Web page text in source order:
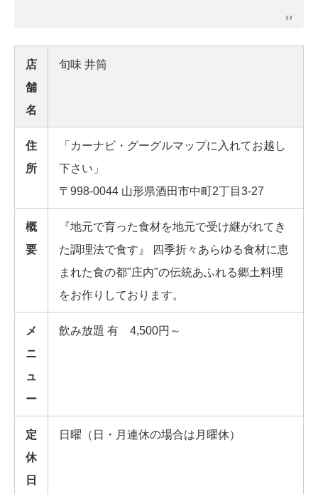
店
舗
名
旬味 井筒
住
所
「カーナビ・グーグルマップに入れてお越し
下さい」
〒998-0044 山形県酒田市中町2丁目3-27
概
要
『地元で育った食材を地元で受け継がれてき
た調理法で食す』 四季折々あらゆる食材に恵
まれた食の都"庄内"の伝統あふれる郷土料理
をお作りしております。
メ
ニ
ュ
ー
飲み放題 有 4,500円～
定
休
日
日曜（日・月連休の場合は月曜休）